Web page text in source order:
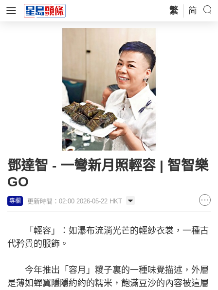
繁 简
鄧達智 - 一彎新月照輕容 | 智智樂
GO
專欄 更新時間：02:00 2026-05-22 HKT
「輕容」：如瀑布流淌光芒的輕紗衣裳，一種古
代矜貴的服飾。
今年推出「容月」糭子裏的一種味覺描述，外層
是薄如蟬翼隱隱約約的糯米，飽滿豆沙的內容被這層